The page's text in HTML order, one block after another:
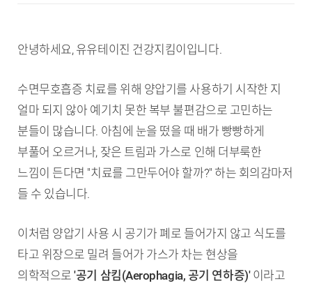
안녕하세요, 유유테이진 건강지킴이입니다.
수면무호흡증 치료를 위해 양압기를 사용하기 시작한 지
얼마 되지 않아 예기치 못한 복부 불편감으로 고민하는
분들이 많습니다. 아침에 눈을 떴을 때 배가 빵빵하게
부풀어 오르거나, 잦은 트림과 가스로 인해 더부룩한
느낌이 든다면 "치료를 그만두어야 할까?" 하는 회의감마저
들 수 있습니다.
이처럼 양압기 사용 시 공기가 폐로 들어가지 않고 식도를
타고 위장으로 밀려 들어가 가스가 차는 현상을
의학적으로'공기 삼킴(Aerophagia, 공기 연하증)'이라고